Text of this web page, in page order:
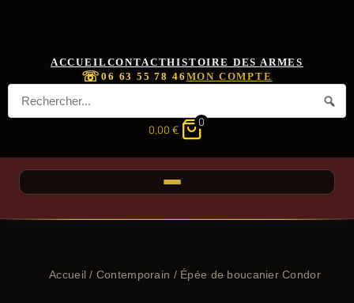
ACCUEIL CONTACTHISTOIRE DES ARMES
☏06 63 55 78 46 MON COMPTE
0,00 €
0
Accueil / Contemporain / Épée de boucanier Condor